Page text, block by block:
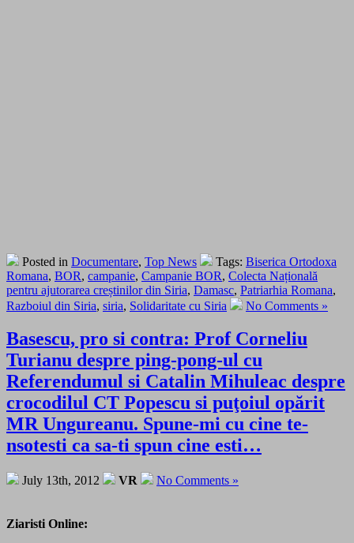
Posted in Documentare, Top News Tags: Biserica Ortodoxa
Romana, BOR, campanie, Campanie BOR, Colecta Națională
pentru ajutorarea creștinilor din Siria, Damasc, Patriarhia Romana,
Razboiul din Siria, siria, Solidaritate cu Siria No Comments »
Basescu, pro si contra: Prof Corneliu
Turianu despre ping-pong-ul cu
Referendumul si Catalin Mihuleac despre
crocodilul CT Popescu si puţoiul opărit
MR Ungureanu. Spune-mi cu cine te-
nsotesti ca sa-ti spun cine esti…
July 13th, 2012 VR No Comments »
Ziaristi Online: